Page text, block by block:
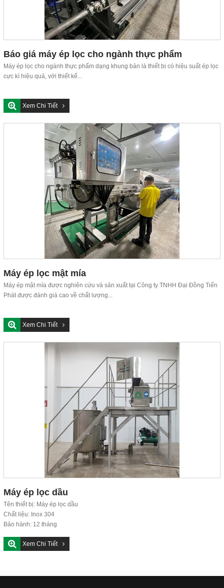
Báo giá máy ép lọc cho ngành thực phẩm
Máy ép lọc cho ngành thực phẩm dạng khung bản là thiết bị có hiệu suất ép lọc
cực kì hiệu quả, với thiết kế...
Xem Chi Tiết
Máy ép lọc mật mía
Máy ép mật mía được nghiên cứu và sản xuất tại Công ty TNHH Đại Đồng Tiến
Phát được đánh giá cao về chất lượng...
Xem Chi Tiết
Máy ép lọc dầu
Tên thiết bị: Máy ép lọc dầu
Chất liệu: Inox 304
Bảo hành: 12 tháng
Giao hàng: Toàn quốc...
Xem Chi Tiết